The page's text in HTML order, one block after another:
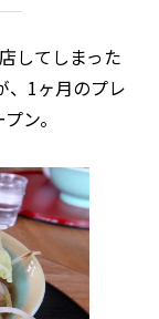
してしまった
、1ヶ月のプレ
ン。